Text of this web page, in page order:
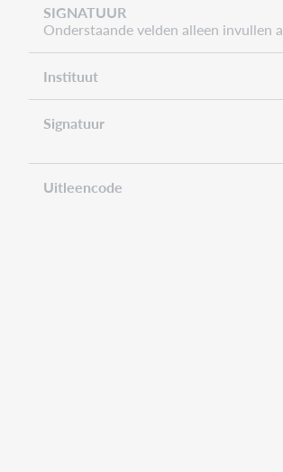
SIGNATUUR
Onderstaande velden alleen invullen
Instituut
Signatuur
Uitleencode